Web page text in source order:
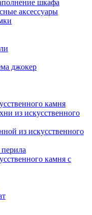
шкафа
аксессуары
джокер
камня
из искусственного
из искусственного
камня с